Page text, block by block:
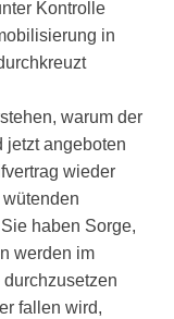
Kontrolle
in
warum der
jetzt angeboten
wieder
haben Sorge,
werden im
fallen wird,